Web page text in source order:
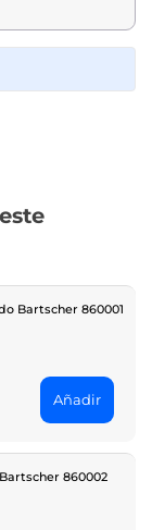
Bartscher 860001
Añadir
860002